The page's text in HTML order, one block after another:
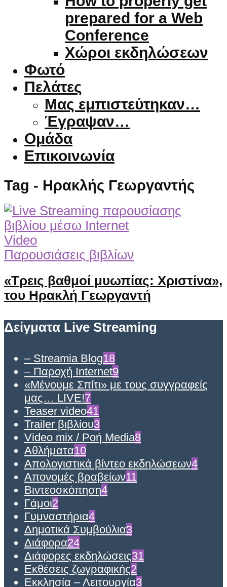
prepared for a Web
Conference
Χώροι εκδηλώσεων
Φωτό
Πελάτες
Μας εμπιστεύτηκαν…
Έγραψαν…
Ομάδα
Επικοινωνία
Tag - Ηρακλής Γεωργαντής
Video
Παρουσιάσεις βιβλίων
«Τρεις βαθμοί μυωπίας: Χριστίνα»,
του Ηρακλή Γεωργαντή
Δείγματα Live Streaming
– Streamia Blog18
– Παροχή Internet9
«Μένουμε Σπίτι» με τους συγγραφείς
μας… LIVE!7
Teaser video41
Trailer βιβλίου3
Video mix / Ροή Media8
Αθλήματα10
Απολογιστικά βίντεο εκδηλώσεων4
Απονομές βραβείων11
Βιντεοσκόπηση4
Γάμοι2
Γυμναστήρια4
Δημοτικά Συμβούλια3
Διάφορα24
Διάφορες εκδηλώσεις31
Εκθέσεις ζωγραφικής2
Εκκλησία – Λειτουργία3